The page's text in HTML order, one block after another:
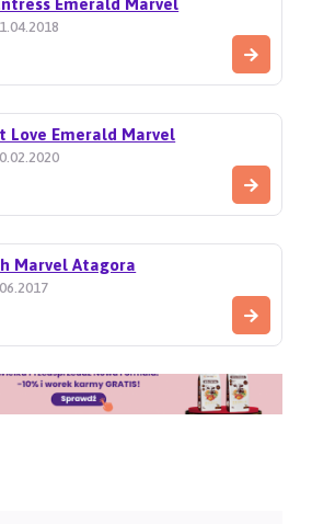
Emerald Marvel
Love Emerald Marvel
Marvel Atagora